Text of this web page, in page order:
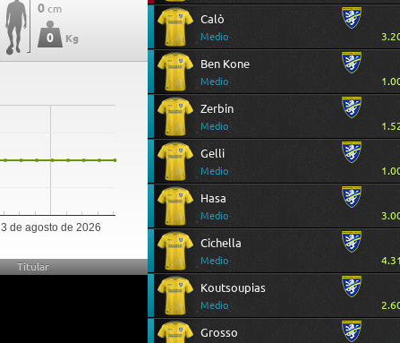
0 cm
0 Kg
3 de agosto de 2026
Titular
Calò
Medio
Ben Kone
Medio
Zerbin
Medio
Gelli
Medio
Hasa
Medio
Cichella
Medio
Koutsoupias
Medio
Grosso